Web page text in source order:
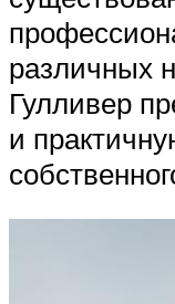
различных
Гулливер
и